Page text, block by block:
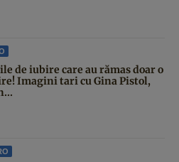
de iubire care au rămas doar o
Imagini tari cu Gina Pistol,